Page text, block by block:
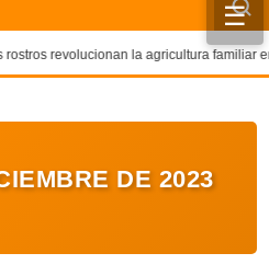
☰
rostros revolucionan la agricultura familiar
DE 2023